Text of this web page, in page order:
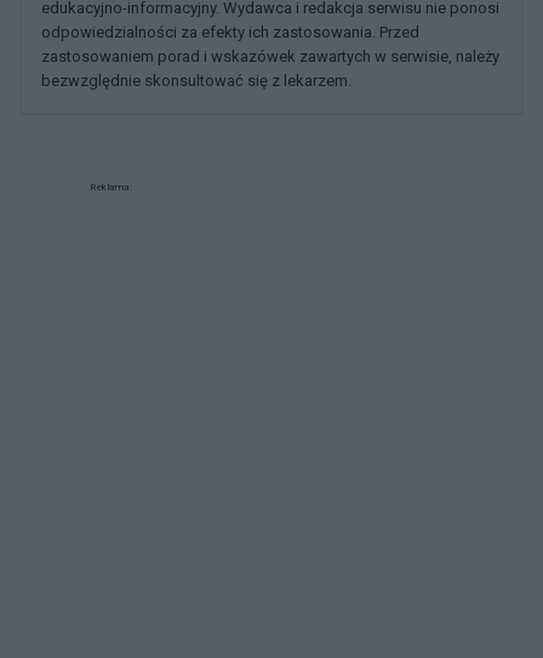
edukacyjno-informacyjny. Wydawca i redakcja serwisu nie ponosi
odpowiedzialności za efekty ich zastosowania. Przed
zastosowaniem porad i wskazówek zawartych w serwisie, należy
bezwzględnie skonsultować się z lekarzem.
Reklama: